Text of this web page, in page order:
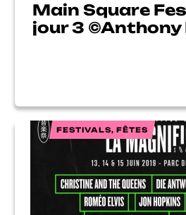
Main Square
jour 3 ©Anthony
FESTIVALS, FÊTES